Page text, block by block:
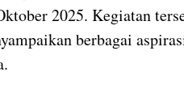
2025. Kegiatan
berbagai